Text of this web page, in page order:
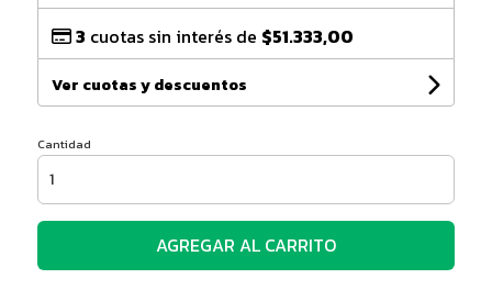
3 cuotas sin interés de $51.333,00
Ver cuotas y descuentos
Cantidad
AGREGAR AL CARRITO